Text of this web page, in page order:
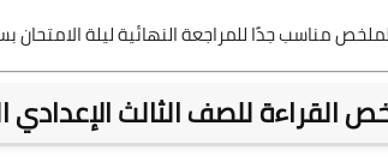
مناسب جدًا للمراجعة النهائية ليلة
القراءة للصف الثالث الإعدادي